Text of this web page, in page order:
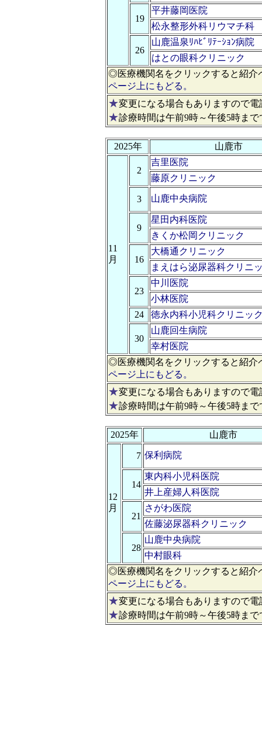
19
平井藤岡医院
松永整形外科リウマチ科
26
山鹿温泉ﾘﾊﾋﾞﾘﾃｰｼｮﾝ病院
はとの眼科クリニック
◎医療機関名をクリックすると紹介
ページ上にもどる。
★変更になる場合もありますので
★診療時間は午前9時～午後5時まで
2025年 山鹿市
11
月
2
吉里医院
藤原クリニック
3 山鹿中央病院
9
星田内科医院
きくか松岡クリニック
16
大橋通クリニック
まえはら泌尿器科クリニ
23
中川医院
小林医院
24
徳永内科小児科クリニッ
30
山鹿回生病院
幸村医院
◎医療機関名をクリックすると紹介
ページ上にもどる。
★変更になる場合もありますので
★診療時間は午前9時～午後5時まで
2025年 山鹿市
12
月
7 保利病院
14
東内科小児科医院
井上産婦人科医院
21
さがわ医院
佐藤泌尿器科クリニック
28
山鹿中央病院
中村眼科
◎医療機関名をクリックすると紹介
ページ上にもどる。
★変更になる場合もありますので
★診療時間は午前9時～午後5時まで